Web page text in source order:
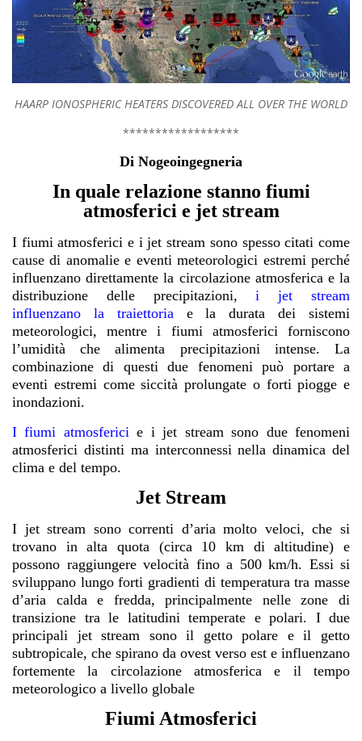
HAARP IONOSPHERIC HEATERS DISCOVERED ALL OVER THE WORLD
******************
Di Nogeoingegneria
In quale relazione stanno fiumi
atmosferici e jet stream
I fiumi atmosferici e i jet stream sono spesso citati come
cause di anomalie e eventi meteorologici estremi perché
influenzano direttamente la circolazione atmosferica e la
distribuzione delle precipitazioni, i jet stream
influenzano la traiettoria
e la durata dei sistemi
meteorologici, mentre i fiumi atmosferici forniscono
l’umidità che alimenta precipitazioni intense. La
combinazione di questi due fenomeni può portare a
eventi estremi come siccità prolungate o forti piogge e
inondazioni.
I fiumi atmosferici e i jet stream sono due fenomeni
atmosferici distinti ma interconnessi nella dinamica del
clima e del tempo.
Jet Stream
I jet stream sono correnti d’aria molto veloci, che si
trovano in alta quota (circa 10 km di altitudine) e
possono raggiungere velocità fino a 500 km/h. Essi si
sviluppano lungo forti gradienti di temperatura tra masse
d’aria calda e fredda, principalmente nelle zone di
transizione tra le latitudini temperate e polari. I due
principali jet stream sono il getto polare e il getto
subtropicale, che spirano da ovest verso est e influenzano
fortemente la circolazione atmosferica e il tempo
meteorologico a livello globale
Fiumi Atmosferici